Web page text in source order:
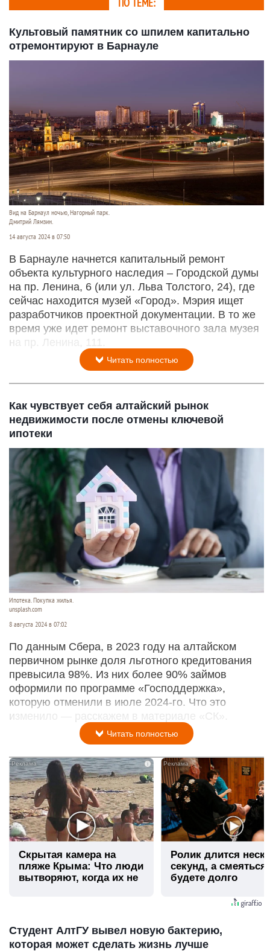
ПО ТЕМЕ:
Культовый памятник со шпилем капитально
отремонтируют в Барнауле
Вид на Барнаул ночью, Нагорный парк.
Дмитрий Лямзин.
14 августа 2024 в 07:50
В Барнауле начнется капитальный ремонт
объекта культурного наследия – Городской думы
на пр. Ленина, 6 (или ул. Льва Толстого, 24), где
сейчас находится музей «Город». Мэрия ищет
разработчиков проектной документации. В то же
время уже идет ремонт выставочного зала музея
на пр. Ленина, 111.
Читать полностью
Как чувствует себя алтайский рынок
недвижимости после отмены ключевой
ипотеки
Ипотека. Покупка жилья.
unsplash.com
8 августа 2024 в 07:02
По данным Сбера, в 2023 году на алтайском
первичном рынке доля льготного кредитования
превысила 98%. Из них более 90% займов
оформили по программе «Господдержка»,
которую отменили в июле 2024-го. Что это
изменило — расскажем в материале «СК».
Читать полностью
i
Скрытая камера на
пляже Крыма: Что люди
вытворяют, когда их не
Ролик длится
секунд, а
будете долго
Студент АлтГУ вывел новую бактерию,
которая может сделать жизнь лучше